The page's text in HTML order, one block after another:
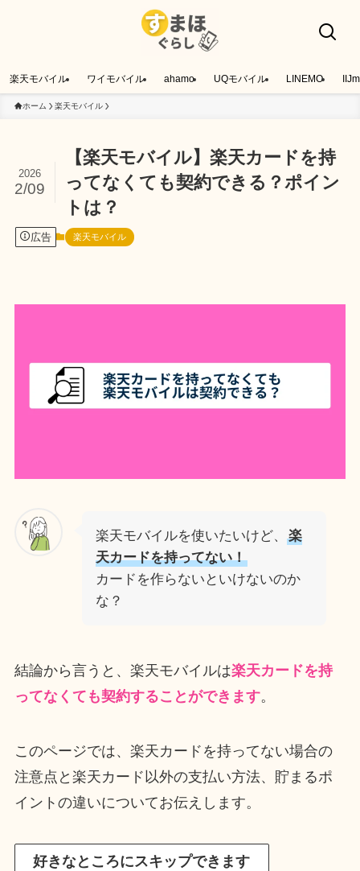
楽天モバイル ワイモバイル ahamo UQモバイル LINEMO
ホーム 楽天モバイル
【楽天モバイル】楽天カードを持
ってなくても契約できる？ポイン
トは？
2026
2/09
広告 楽天モバイル
楽天モバイルを使いたいけど、
楽
天カードを持ってない！
カードを作らないといけないのか
な？
結論から言うと、楽天モバイルは楽天カードを持
ってなくても契約することができます。
このページでは、楽天カードを持ってない場合の
注意点と楽天カード以外の支払い方法、貯まるポ
イントの違いについてお伝えします。
好きなところにスキップできます